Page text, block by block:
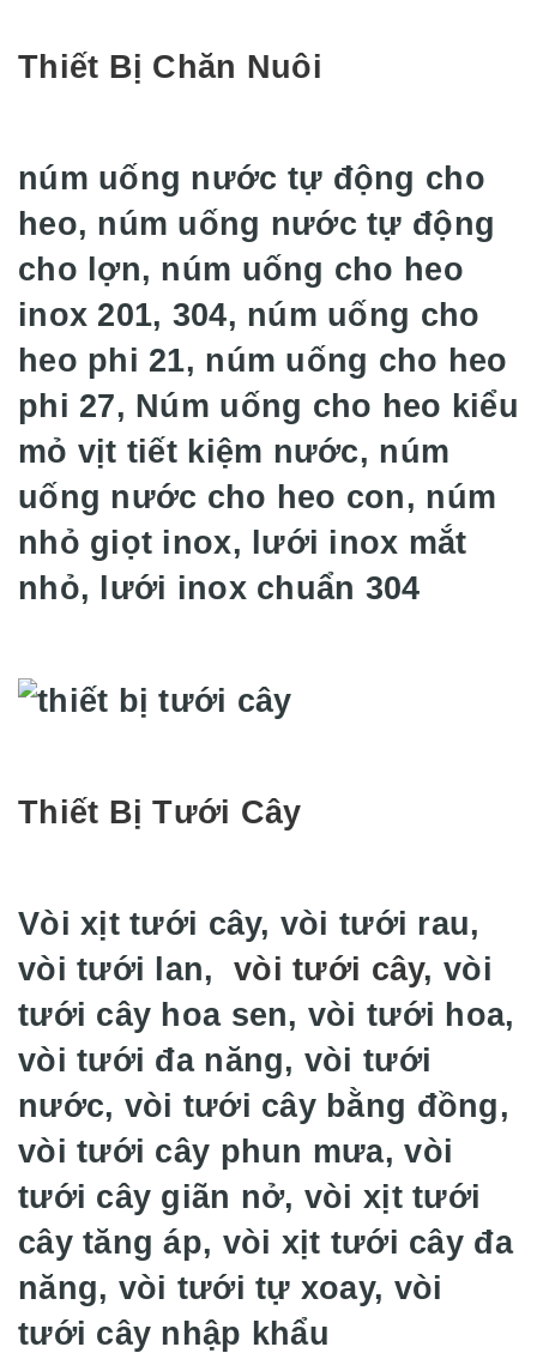
Thiết Bị Chăn Nuôi
núm uống nước tự động cho
heo, núm uống nước tự động
cho lợn, núm uống cho heo
inox 201, 304, núm uống cho
heo phi 21, núm uống cho heo
phi 27, Núm uống cho heo kiểu
mỏ vịt tiết kiệm nước, núm
uống nước cho heo con, núm
nhỏ giọt inox, lưới inox mắt
nhỏ, lưới inox chuẩn 304
Thiết Bị Tưới Cây
Vòi xịt tưới cây, vòi tưới rau,
vòi tưới lan,vòi tưới cây, vòi
tưới cây hoa sen, vòi tưới hoa,
vòi tưới đa năng, vòi tưới
nước, vòi tưới cây bằng đồng,
vòi tưới cây phun mưa, vòi
tưới cây giãn nở, vòi xịt tưới
cây tăng áp, vòi xịt tưới cây đa
năng, vòi tưới tự xoay, vòi
tưới cây nhập khẩu